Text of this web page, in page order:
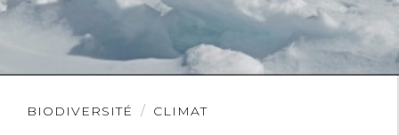
BIODIVERSITÉ CLIMAT
Lire